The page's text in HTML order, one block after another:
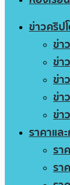
ข่าวคริป
ข่า
ข่า
ข่า
ข่า
ข่า
ราคาแล
รา
รา